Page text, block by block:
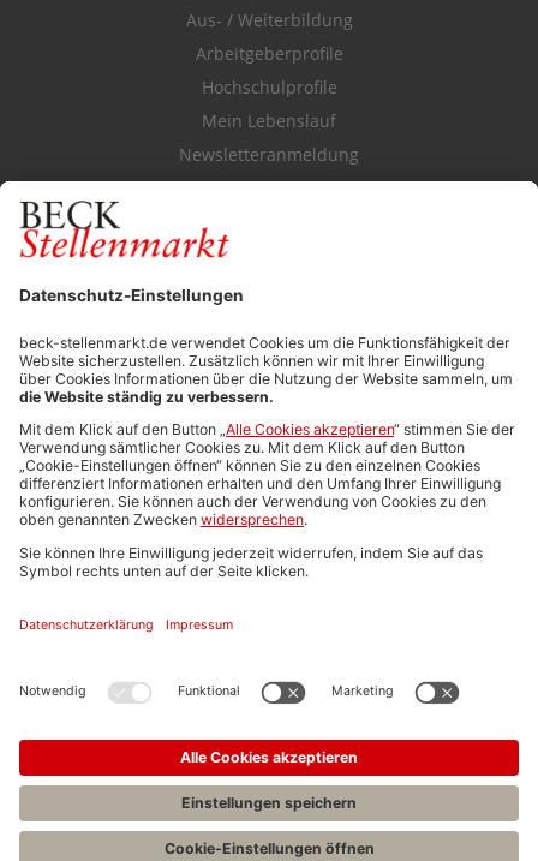
Aus- / Weiterbildung
Arbeitgeberprofile
Hochschulprofile
Mein Lebenslauf
Newsletteranmeldung
Durchsuchen Sie den Stellenkatalog
FÜR ARBEITGEBER
Stellenmarktpreise
Anzeigen-AGB
Media-Daten
Newsletteranmeldung
Produktübersicht
ALLGEMEIN
FAQs
Impressum
Stellenangebote C.H.BECK